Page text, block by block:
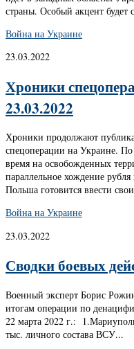
страны. Особый акцент будет
Война на Украине
23.03.2022
Хроники
23.03.2022
Хроники продолжают
спецоперации на Украине.
время на освобожденных
параллельное хождение
Польша готовится ввести
Война на Украине
23.03.2022
Сводки боевых
Военный эксперт Борис
итогам операции по
22 марта 2022 г.:
тыс. личного состава ВСУ...